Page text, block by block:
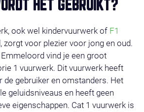
HET GEBRUIKT?
ook wel kindervuurwerk of F1
zorgt voor plezier voor jong en oud.
vind je een groot
1 vuurwerk. Dit vuurwerk heeft
de gebruiker en omstanders. Het
geluidsniveaus en heeft geen
eigenschappen. Cat 1 vuurwerk is